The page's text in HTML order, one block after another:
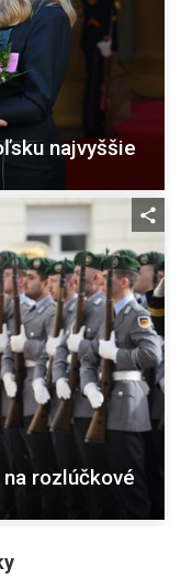
najvyššie
rozlúčkové